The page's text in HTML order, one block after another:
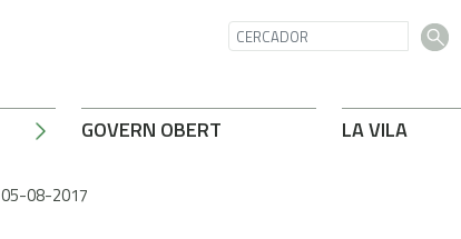
GOVERN OBERT LA VILA
05-08-2017